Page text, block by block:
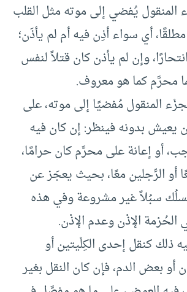
المنقول يُفضي إلى موته مثل القلب
أي سواء أذِن فيه أم لم يأذَن؛
وإن لم يأذن كان قتلاً لنفس
محرَّم كما هو معروف.
المنقول مُفضيًا إلى موته، على
يعيش بدونه فينظر: إن كان فيه
أو إعانة على محرَّم كان حرامًا،
أو الرِّجلين معًا، بحيث يعجَز عن
سبُلاً غير مشروعة وفي هذه
الإذْن وعدم الإذْن.
ذلك كنقل إحدى الكِلْيتين أو
أو بعض الدم، فإن كان النقل بغير